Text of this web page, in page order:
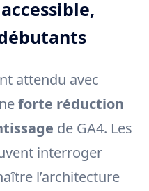
attendu avec
forte réduction
de GA4. Les
interroger
l’architecture